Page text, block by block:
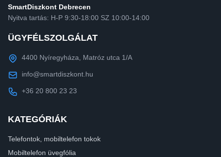
SmartDiszkont Debrecen
Nyitva tartás: H-P 9:30-18:00 SZ 10:00-14:00
ÜGYFÉLSZOLGÁLAT
4400 Nyíregyháza, Matróz utca 1/A
info@smartdiszkont.hu
+36 20 800 23 23
KATEGÓRIÁK
Telefontok, mobiltelefon tokok
Mobiltelefon üvegfólia